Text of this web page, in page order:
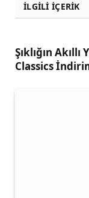
İLGİLİ İÇERİK
Şıklığın
Classics